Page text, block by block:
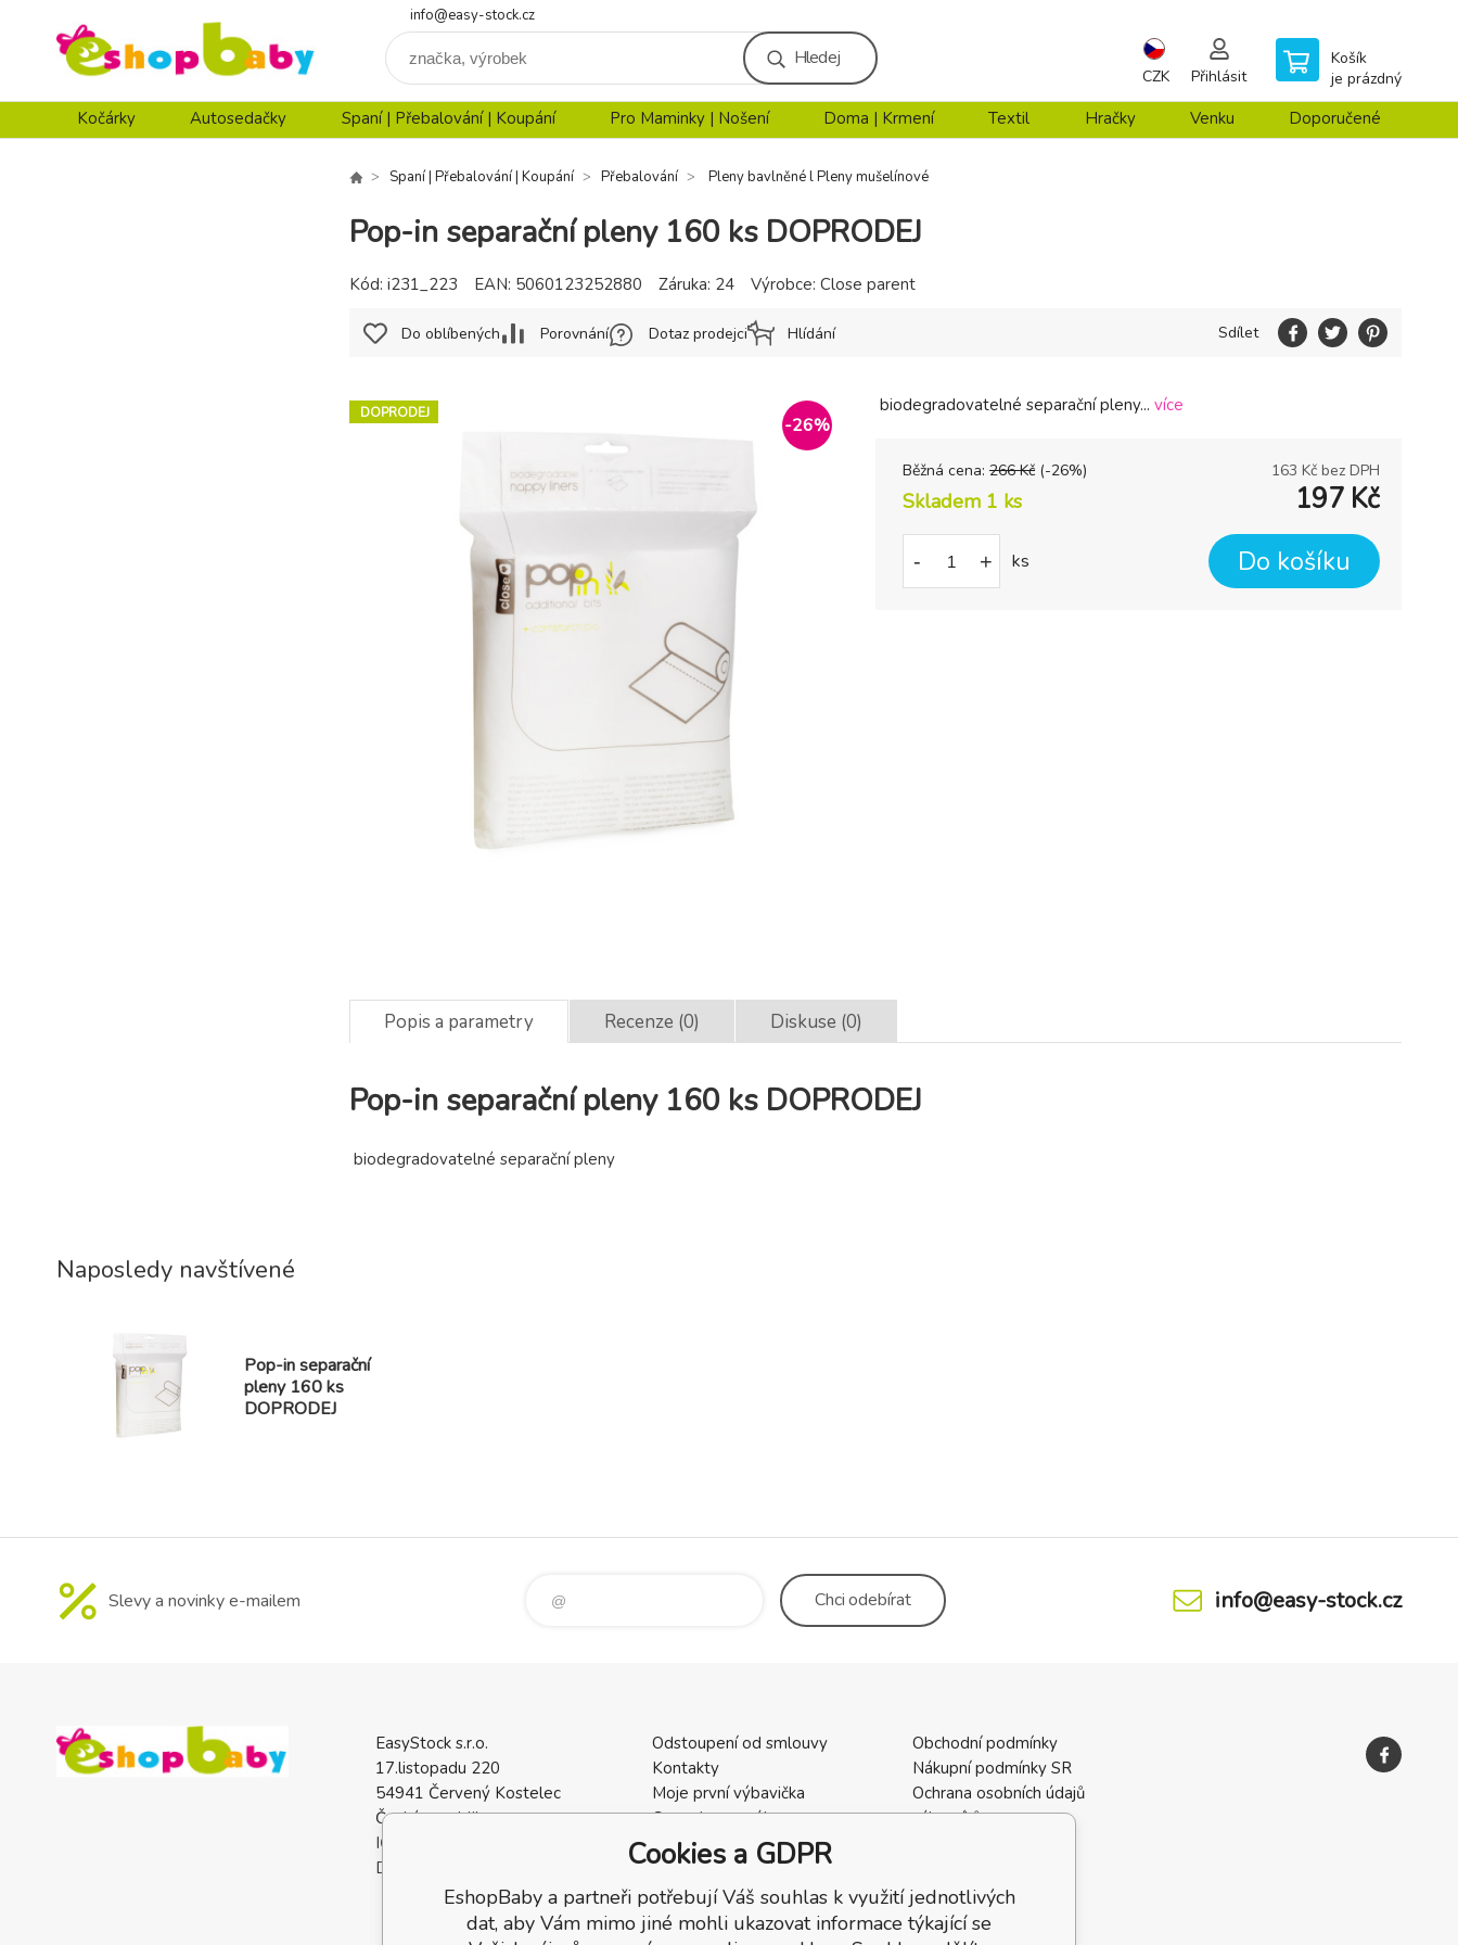
info@easy-stock.cz
Hledej
CZK Přihlásit
Košík
je prázdný
Kočárky Autosedačky Spaní | Přebalování | Koupání Pro Maminky | Nošení Doma | Krmení Textil Hračky Venku Doporučené
Spaní | Přebalování | Koupání Přebalování Pleny bavlněné l Pleny mušelínové
Pop-in separační pleny 160 ks DOPRODEJ
DOPRODEJ
-26%
biodegradovatelné separační pleny... více
Běžná cena: 266 Kč (-26%) 163 Kč bez DPH
Skladem 1 ks 197 Kč
- + ks Do košíku
Kód: i231_223 EAN: 5060123252880 Záruka: 24 Výrobce: Close parent
Do oblíbených Porovnání Dotaz prodejci Hlídání Sdílet
Popis a parametry Recenze (0) Diskuse (0)
Pop-in separační pleny 160 ks DOPRODEJ
biodegradovatelné separační pleny
Naposledy navštívené
Pop-in separační
pleny 160 ks
DOPRODEJ
Slevy a novinky e-mailem Chciodebírat info@easy-stock.cz
EasyStock s.r.o.
17.listopadu 220
54941 Červený Kostelec
Česká republika
IČO: 07727402
DIČ: CZ07727402
Odstoupení od smlouvy
Kontakty
Moje první výbavička
Ceny dopravného
Vrácení zboží / Reklamace
Reklamace
Recenze
Obchodní podmínky
Nákupní podmínky SR
Ochrana osobních údajů
zákazníků
Cookies a GDPR
EshopBaby a partneři potřebují Váš souhlas k využití jednotlivých
dat, aby Vám mimo jiné mohli ukazovat informace týkající se